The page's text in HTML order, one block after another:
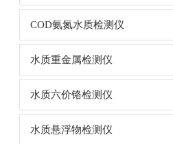
COD氨氮水质检测仪
水质重金属检测仪
水质六价铬检测仪
水质悬浮物检测仪